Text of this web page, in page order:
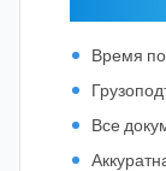
Время
Все